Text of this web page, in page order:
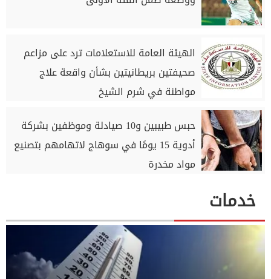
الهيئة العامة للاستعلامات ترد على مزاعم
صحيفتين بريطانيتين بشأن واقعة علاج
مواطنة في شرم الشيخ
حبس طبيبين و10 صيادلة وموظفين بشركة
أدوية 15 يومًا في سوهاج لاتهامهم بتصنيع
مواد مخدرة
خدمات